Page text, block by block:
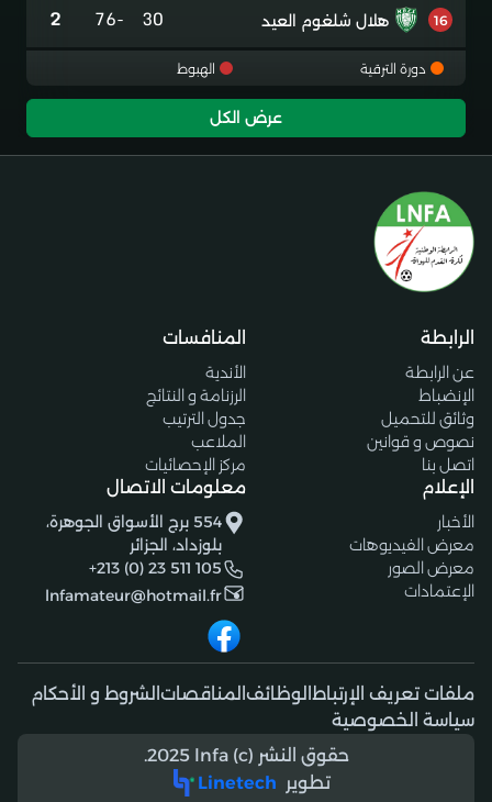
16 هلال شلغوم العيد 30
-76
2
دورة الترقية الهبوط
عرض الكل
الرابطة
عن الرابطة
الإنضباط
وثائق للتحميل
نصوص و قوانين
اتصل بنا
المنافسات
الأندية
الرزنامة و النتائج
جدول الترتيب
الملاعب
مركز الإحصائيات
الإعلام
الأخبار
معرض الفيديوهات
معرض الصور
الإعتمادات
معلومات الاتصال
554 برج الأسواق الجوهرة،
بلوزداد، الجزائر
+213 (0) 23 511 105
lnfamateur@hotmail.fr
ملفات تعريف الإرتباط الوظائف المناقصات الشروط و الأحكام
سياسة الخصوصية
حقوق النشر (c) 2025 lnfa.
تطوير Linetech